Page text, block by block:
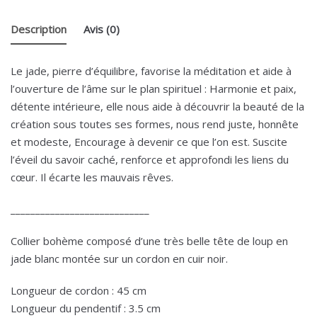
Description Avis (0)
Le jade, pierre d’équilibre, favorise la méditation et aide à
l’ouverture de l’âme sur le plan spirituel : Harmonie et paix,
détente intérieure, elle nous aide à découvrir la beauté de la
création sous toutes ses formes, nous rend juste, honnête
et modeste, Encourage à devenir ce que l’on est. Suscite
l’éveil du savoir caché, renforce et approfondi les liens du
cœur. Il écarte les mauvais rêves.
Collier bohème composé d’une très belle tête de loup en
jade blanc montée sur un cordon en cuir noir.
Longueur de cordon : 45 cm
Longueur du pendentif : 3.5 cm